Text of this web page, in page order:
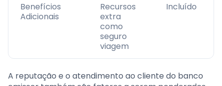
Benefícios
Adicionais
Recursos
extra
como
seguro
viagem
Incluído
A reputação e o atendimento ao cliente do banco